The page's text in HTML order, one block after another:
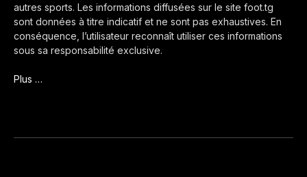
autres sports. Les informations diffusées sur le site foot.tg
sont données à titre indicatif et ne sont pas exhaustives. En
conséquence, l’utilisateur reconnaît utiliser ces informations
sous sa responsabilité exclusive.
Plus …